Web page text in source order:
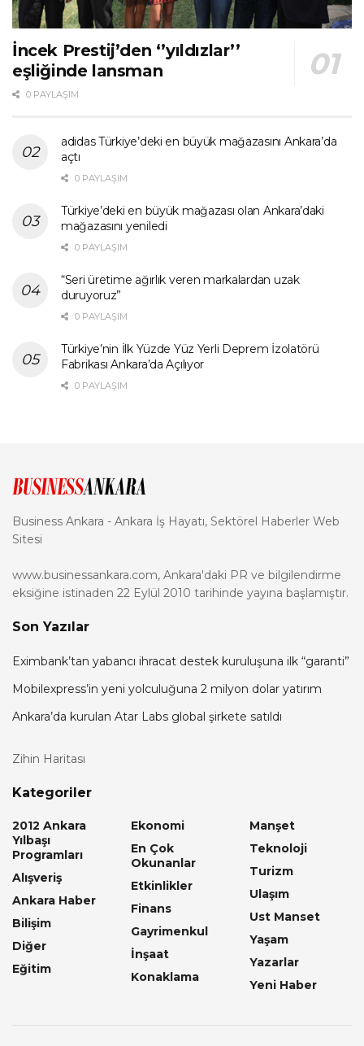
İncek Prestij’den ‘’yıldızlar’’
eşliğinde lansman
0 PAYLAŞIM
adidas Türkiye’deki en büyük mağazasını Ankara’da
açtı
0 PAYLAŞIM
Türkiye’deki en büyük mağazası olan Ankara’daki
mağazasını yeniledi
0 PAYLAŞIM
“Seri üretime ağırlık veren markalardan uzak
duruyoruz”
0 PAYLAŞIM
Türkiye’nin İlk Yüzde Yüz Yerli Deprem İzolatörü
Fabrikası Ankara’da Açılıyor
0 PAYLAŞIM
Business Ankara - Ankara İş Hayatı, Sektörel Haberler Web
Sitesi
www.businessankara.com, Ankara'daki PR ve bilgilendirme
eksiğine istinaden 22 Eylül 2010 tarihinde yayına başlamıştır.
Son Yazılar
Eximbank’tan yabancı ihracat destek kuruluşuna ilk “garanti”
Mobilexpress’in yeni yolculuğuna 2 milyon dolar yatırım
Ankara’da kurulan Atar Labs global şirkete satıldı
Zihin Haritası
Kategoriler
2012 Ankara
Yılbaşı
Programları
Alışveriş
Ankara Haber
Bilişim
Diğer
Eğitim
Ekonomi
En Çok
Okunanlar
Etkinlikler
Finans
Gayrimenkul
İnşaat
Konaklama
Manşet
Teknoloji
Turizm
Ulaşım
Ust Manset
Yaşam
Yazarlar
Yeni Haber